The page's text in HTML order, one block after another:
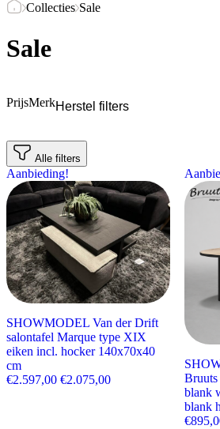
Collecties Sale
Sale
PrijsMerkHerstel filters
Alle filters
Aanbieding!
SHOWMODEL Van der Drift
salontafel Marque type XIX
eiken incl. hocker 140x70x40
cm
€2.597,00 Oorspronkelijke prijs was:
€2.075,00Huidige prijs is:Bruuts
blank
blank
€